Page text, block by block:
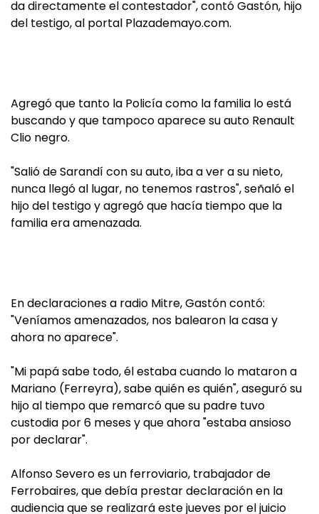
da directamente el contestador", contó Gastón, hijo
del testigo, al portal Plazademayo.com.
Agregó que tanto la Policía como la familia lo está
buscando y que tampoco aparece su auto Renault
Clio negro.
"Salió de Sarandí con su auto, iba a ver a su nieto,
nunca llegó al lugar, no tenemos rastros", señaló el
hijo del testigo y agregó que hacía tiempo que la
familia era amenazada.
En declaraciones a radio Mitre, Gastón contó:
"Veníamos amenazados, nos balearon la casa y
ahora no aparece".
"Mi papá sabe todo, él estaba cuando lo mataron a
Mariano (Ferreyra), sabe quién es quién", aseguró su
hijo al tiempo que remarcó que su padre tuvo
custodia por 6 meses y que ahora "estaba ansioso
por declarar".
Alfonso Severo es un ferroviario, trabajador de
Ferrobaires, que debía prestar declaración en la
audiencia que se realizará este jueves por el juicio